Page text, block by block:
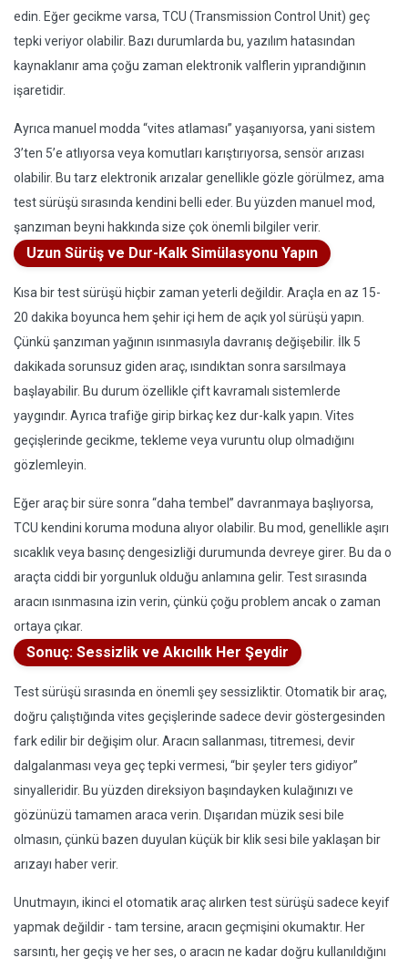
edin. Eğer gecikme varsa, TCU (Transmission Control Unit) geç
tepki veriyor olabilir. Bazı durumlarda bu, yazılım hatasından
kaynaklanır ama çoğu zaman elektronik valflerin yıprandığının
işaretidir.
Ayrıca manuel modda “vites atlaması” yaşanıyorsa, yani sistem
3’ten 5’e atlıyorsa veya komutları karıştırıyorsa, sensör arızası
olabilir. Bu tarz elektronik arızalar genellikle gözle görülmez, ama
test sürüşü sırasında kendini belli eder. Bu yüzden manuel mod,
şanzıman beyni hakkında size çok önemli bilgiler verir.
Uzun Sürüş ve Dur-Kalk Simülasyonu Yapın
Kısa bir test sürüşü hiçbir zaman yeterli değildir. Araçla en az 15-
20 dakika boyunca hem şehir içi hem de açık yol sürüşü yapın.
Çünkü şanzıman yağının ısınmasıyla davranış değişebilir. İlk 5
dakikada sorunsuz giden araç, ısındıktan sonra sarsılmaya
başlayabilir. Bu durum özellikle çift kavramalı sistemlerde
yaygındır. Ayrıca trafiğe girip birkaç kez dur-kalk yapın. Vites
geçişlerinde gecikme, tekleme veya vuruntu olup olmadığını
gözlemleyin.
Eğer araç bir süre sonra “daha tembel” davranmaya başlıyorsa,
TCU kendini koruma moduna alıyor olabilir. Bu mod, genellikle aşırı
sıcaklık veya basınç dengesizliği durumunda devreye girer. Bu da o
araçta ciddi bir yorgunluk olduğu anlamına gelir. Test sırasında
aracın ısınmasına izin verin, çünkü çoğu problem ancak o zaman
ortaya çıkar.
Sonuç: Sessizlik ve Akıcılık Her Şeydir
Test sürüşü sırasında en önemli şey sessizliktir. Otomatik bir araç,
doğru çalıştığında vites geçişlerinde sadece devir göstergesinden
fark edilir bir değişim olur. Aracın sallanması, titremesi, devir
dalgalanması veya geç tepki vermesi, “bir şeyler ters gidiyor”
sinyalleridir. Bu yüzden direksiyon başındayken kulağınızı ve
gözünüzü tamamen araca verin. Dışarıdan müzik sesi bile
olmasın, çünkü bazen duyulan küçük bir klik sesi bile yaklaşan bir
arızayı haber verir.
Unutmayın, ikinci el otomatik araç alırken test sürüşü sadece keyif
yapmak değildir - tam tersine, aracın geçmişini okumaktır. Her
sarsıntı, her geçiş ve her ses, o aracın ne kadar doğru kullanıldığını